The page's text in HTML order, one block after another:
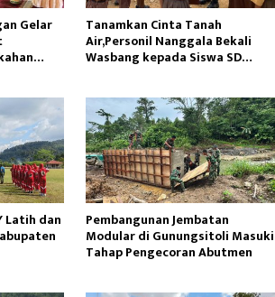
Gelar Tanamkan Cinta Tanah
Air,Personil Nanggala Bekali
Wasbang kepada Siswa SD
Latih dan Pembangunan Jembatan
Modular di Gunungsitoli Masuki
Tahap Pengecoran Abutmen